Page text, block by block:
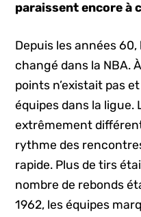
paraissent encore à
Depuis les années
changé dans la NBA.
points n’existait pas
équipes dans la ligue.
extrêmement différent
rythme des
rapide. Plus de tirs
nombre de rebonds
1962, les équipes